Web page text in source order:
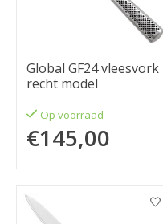
Global GF24 vleesvork
recht model
Op voorraad
€145,00